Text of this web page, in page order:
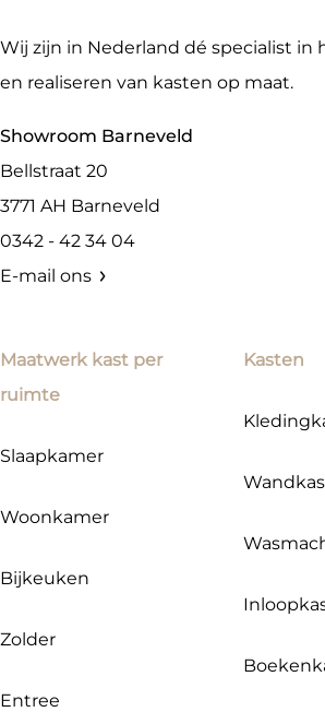
Wij zijn in Nederland dé specialist in
en realiseren van kasten op maat.
Showroom Barneveld
Bellstraat 20
3771 AH Barneveld
0342 - 42 34 04
E-mail ons
Maatwerk kast per
ruimte
Slaapkamer
Woonkamer
Bijkeuken
Zolder
Entree
Kasten